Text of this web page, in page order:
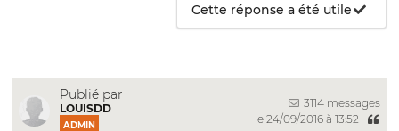
Cette réponse a été utile
Publié par
LOUISDD
ADMIN
3114 messages
le 24/09/2016 à 13:52